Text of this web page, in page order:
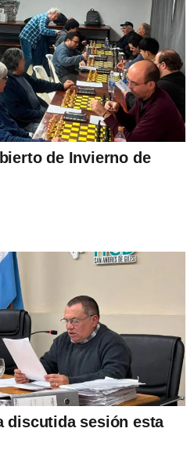
de Invierno de
discutida sesión esta